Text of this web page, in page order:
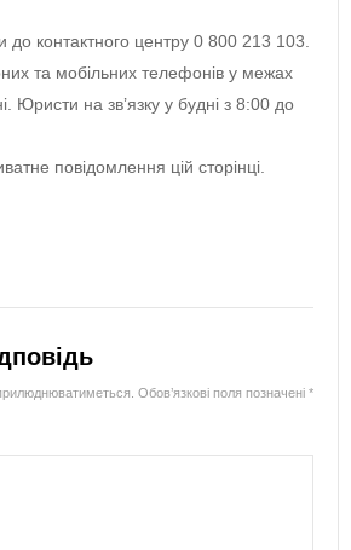
до контактного центру 0 800 213 103.
та мобільних телефонів у межах
Юристи на зв’язку у будні з 8:00 до
повідомлення цій сторінці.
Обов’язкові поля позначені *